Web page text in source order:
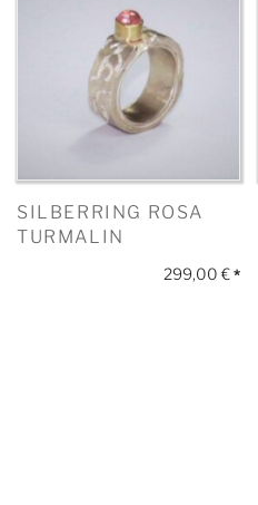
SILBERRING ROSA
TURMALIN
299,00€ *